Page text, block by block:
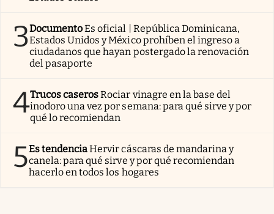
3DocumentoEs oficial | República Dominicana,
Estados Unidos y México prohíben el ingreso a
ciudadanos que hayan postergado la renovación
del pasaporte
4Trucos caserosRociar vinagre en la base del
inodoro una vez por semana: para qué sirve y por
qué lo recomiendan
5Es tendenciaHervir cáscaras de mandarina y
canela: para qué sirve y por qué recomiendan
hacerlo en todos los hogares